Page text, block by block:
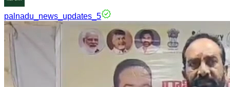
palnadu_news_updates_5